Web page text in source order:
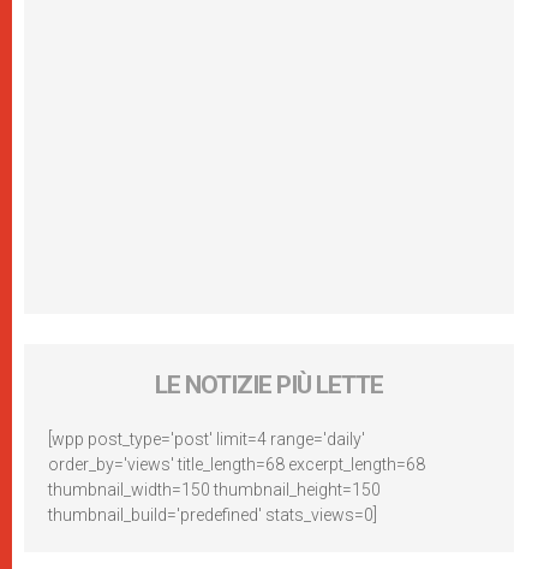
LE NOTIZIE PIÙ LETTE
[wpp post_type='post' limit=4 range='daily'
order_by='views' title_length=68 excerpt_length=68
thumbnail_width=150 thumbnail_height=150
thumbnail_build='predefined' stats_views=0]